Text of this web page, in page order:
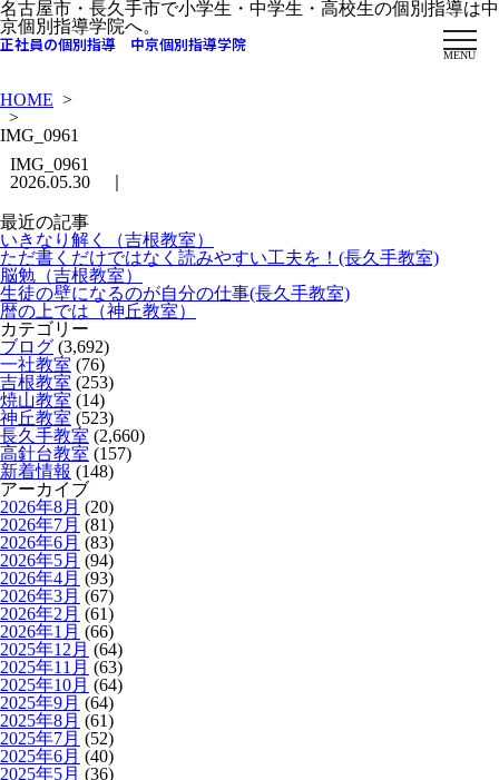
名古屋市・長久手市で小学生・中学生・高校生の個別指導は中
京個別指導学院へ。
正社員の個別指導 中京個別指導学院
MENU
HOME >
>
IMG_0961
IMG_0961
2026.05.30 ｜
最近の記事
いきなり解く（吉根教室）
ただ書くだけではなく読みやすい工夫を！(長久手教室)
脳勉（吉根教室）
生徒の壁になるのが自分の仕事(長久手教室)
暦の上では（神丘教室）
カテゴリー
ブログ (3,692)
一社教室 (76)
吉根教室 (253)
焼山教室 (14)
神丘教室 (523)
長久手教室 (2,660)
高針台教室 (157)
新着情報 (148)
アーカイブ
2026年8月 (20)
2026年7月 (81)
2026年6月 (83)
2026年5月 (94)
2026年4月 (93)
2026年3月 (67)
2026年2月 (61)
2026年1月 (66)
2025年12月 (64)
2025年11月 (63)
2025年10月 (64)
2025年9月 (64)
2025年8月 (61)
2025年7月 (52)
2025年6月 (40)
2025年5月 (36)